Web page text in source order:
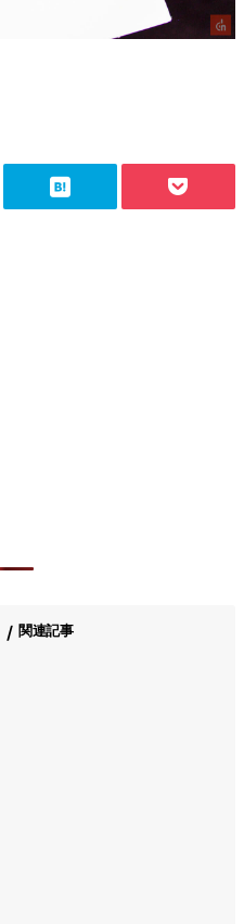
関連記事